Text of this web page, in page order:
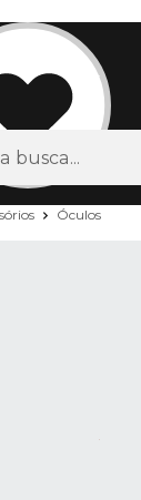
Óculos